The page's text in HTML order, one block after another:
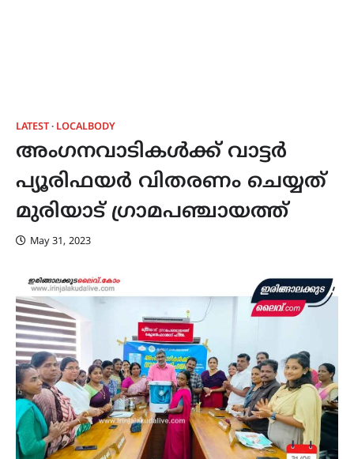
LATEST LOCALBODY
അംഗനവാടികൾക്ക് വാട്ടർ
പ്യൂരിഫയർ വിതരണം ചെയ്യത്
മുരിയാട് ഗ്രാമപഞ്ചായത്ത്
May 31, 2023